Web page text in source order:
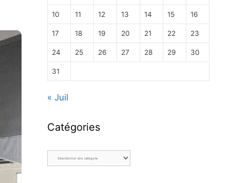
10 11 12 13 14 15 16
17 18 19 20 21 22 23
24 25 26 27 28 29 30
31
« Juil
Catégories